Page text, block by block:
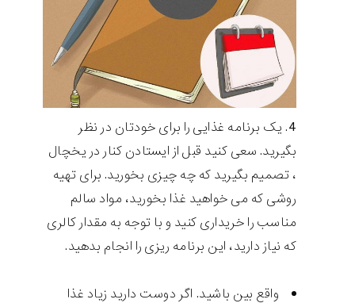
یک برنامه غذایی را برای خودتان در نظر
بگیرید. سعی کنید قبل از ایستادن کنار در یخچال
، تصمیم بگیرید که چه چیزی بخورید. برای تهیه
روشی که می خواهید غذا بخورید، مواد سالم
مناسب را خریداری کنید و با توجه به مقدار کالری
که نیاز دارید، این برنامه ریزی را انجام بدهید.
واقع بین باشید. اگر دوست دارید زیاد غذا